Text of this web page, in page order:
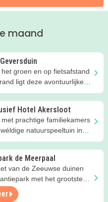
maand
groen en op fietsafstand
ligt deze avontuurlijke
Hotel Akersloot
met prachtige familiekamers
natuurspeeltuin in
de Meerpaal
van de Zeeuwse duinen
met het grootste
van Nederland!